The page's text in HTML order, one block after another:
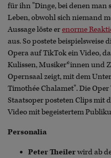
für ihn "Dinge, bei denen man
Leben, obwohl sich niemand
Aussage löste erenorme
aus. So postete
Opera auf TikTok ein Video,
Kulissen, Musiker*innen und
Opernsaal zeigt, mit dem
Timothée Chalamet". Die
Staatsoper posteten Clips mit
Video mit begeistertem
Personalia
Peter Theilerwird ab